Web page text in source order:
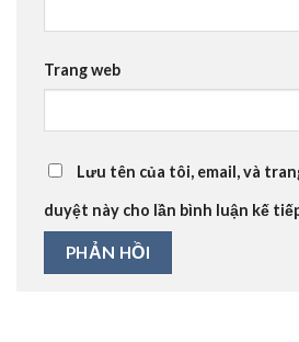
Trang web
Lưu tên của tôi, email, và
duyệt này cho lần bình luận kế